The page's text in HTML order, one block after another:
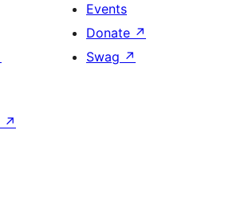
Events
Donate ↗
Swag ↗
↗